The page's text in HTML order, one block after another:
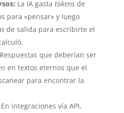
La IA gasta tokensde
para «pensar» y luego
de salida para escribirte el
Respuestas que deberían ser
en textos eternos que el
para encontrar la
En integraciones vía API,